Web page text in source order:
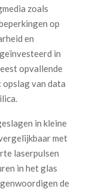
zoals
op
en
in
opvallende
opslag van data
in kleine
met
laserpulsen
in het glas
de